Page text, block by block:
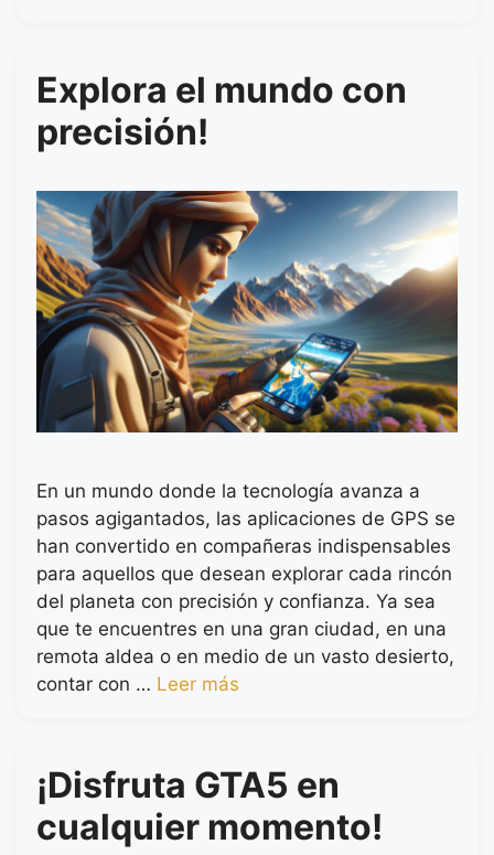
Explora el mundo con
precisión!
En un mundo donde la tecnología avanza a
pasos agigantados, las aplicaciones de GPS se
han convertido en compañeras indispensables
para aquellos que desean explorar cada rincón
del planeta con precisión y confianza. Ya sea
que te encuentres en una gran ciudad, en una
remota aldea o en medio de un vasto desierto,
contar con … Leer más
¡Disfruta GTA5 en
cualquier momento!